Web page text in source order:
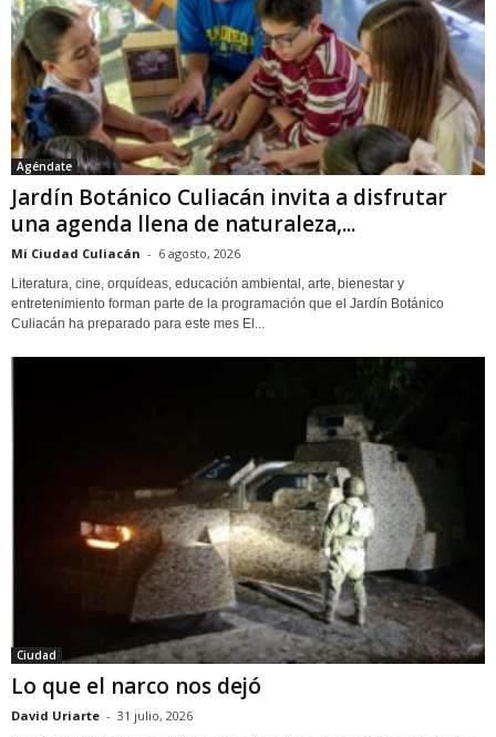
Agéndate
Jardín Botánico Culiacán invita a disfrutar
una agenda llena de naturaleza,...
Mi Ciudad Culiacán - 6 agosto, 2026
Literatura, cine, orquídeas, educación ambiental, arte, bienestar y
entretenimiento forman parte de la programación que el Jardín Botánico
Culiacán ha preparado para este mes El...
Ciudad
Lo que el narco nos dejó
David Uriarte - 31 julio, 2026